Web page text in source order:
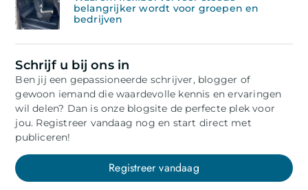
belangrijker wordt voor groepen en
bedrijven
Schrijf u bij ons in
Ben jij een gepassioneerde schrijver, blogger of
gewoon iemand die waardevolle kennis en ervaringen
wil delen? Dan is onze blogsite de perfecte plek voor
jou. Registreer vandaag nog en start direct met
publiceren!
Registreer vandaag